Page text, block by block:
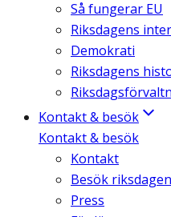
Så fungerar EU
Riksdagens
Demokrati
Riksdagens
Kontakt & besök
Kontakt & besök
Kontakt
Besök riksdagen
Press